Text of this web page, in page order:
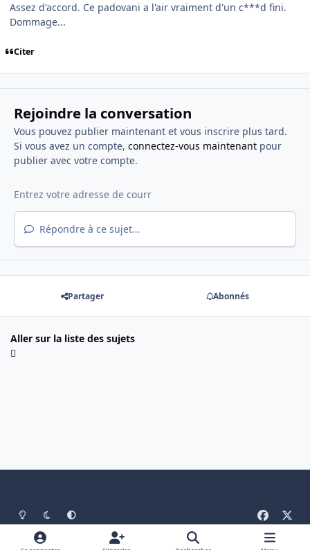
Assez d'accord. Ce padovani a l'air vraiment d'un c***d fini.
Dommage...
Citer
Rejoindre la conversation
Vous pouvez publier maintenant et vous inscrire plus tard.
Si vous avez un compte, connectez-vous maintenantpour
publier avec votre compte.
Répondre à ce sujet…
Partager Abonnés
Aller sur la liste des sujets
Light ModeMode sombreSystem Preference
a
Langue Politique de confidentialité Nous contacter